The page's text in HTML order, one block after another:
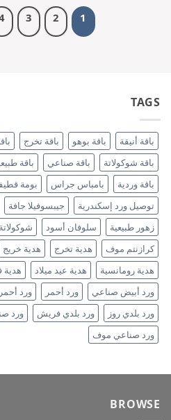
1
2
3
TAGS
باقة أنيقة باقة بوهو باقة تخرج
باقة شوكولاتة
باقة صناعي باقة
باقة وردية
بامباس جراس بومة
توصيل ورد إسكندرية
جيبسوفيلا جافة
زهور طبيعية
سلوفان أسود
كرازنتم موف
هدية تخرج هدية خريج
هدية رومانسية
هدية عيد ميلاد هدية
ورد أبيض صناعي
ورد أحمر ورد
ورد بلدي روز
ورد بلدي فريش ورد
ورد صناعي موف
BROWSE